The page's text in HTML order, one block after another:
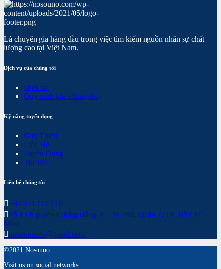
Là chuyên gia hàng đầu trong việc tìm kiếm nguồn nhân sự chất
lượng cao tại Việt Nam.
Dịch vụ của chúng tôi
Dịch vụ
Quy trình của chúng tôi
Kỹ năng tuyển dụng
Giới Thiệu
Liên Hệ
Tuyển Dụng
Tin Tức
Liên hệ chúng tôi
+84 921 117 118
Số 15 Nguyễn Lương Bằng, P. Tân Phú, Quận 7, TP. Hồ Chí
Minh
nosouno.co@gmail.com
©2021 Nosouno
Visit us on social networks